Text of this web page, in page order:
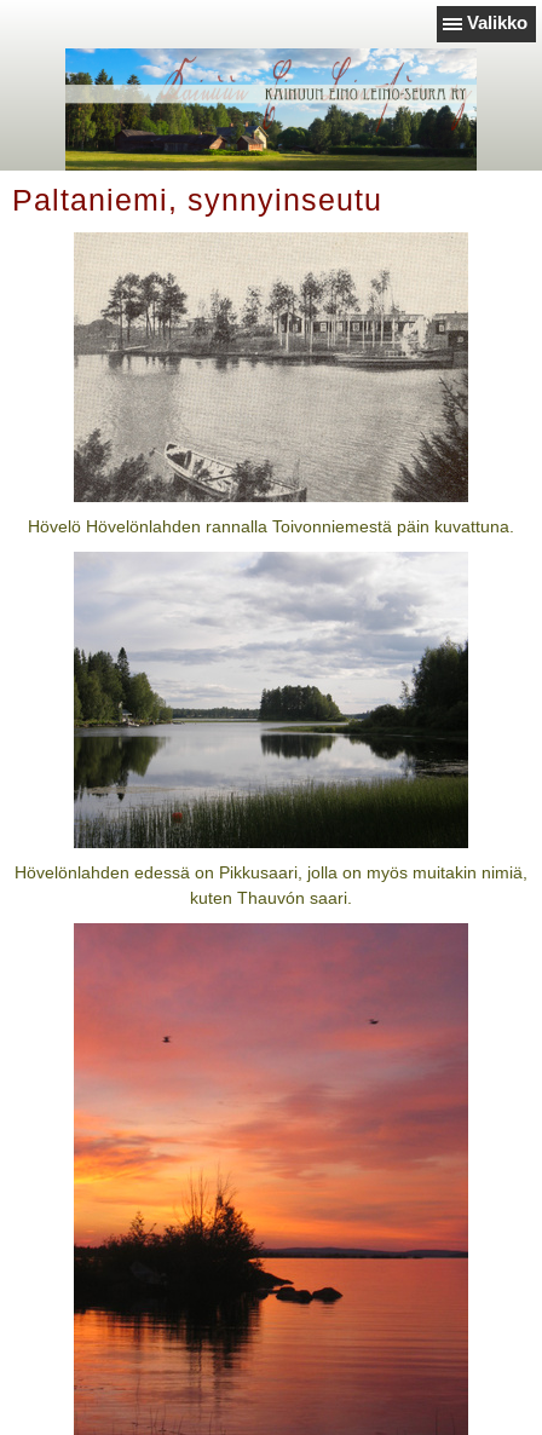
Valikko
Paltaniemi, synnyinseutu
Hövelö Hövelönlahden rannalla Toivonniemestä päin kuvattuna.
Hövelönlahden edessä on Pikkusaari, jolla on myös muitakin nimiä,
kuten Thauvón saari.